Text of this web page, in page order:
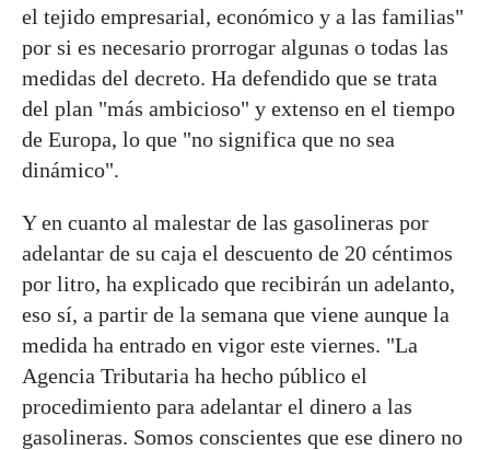
el tejido empresarial, económico y a las familias"
por si es necesario prorrogar algunas o todas las
medidas del decreto. Ha defendido que se trata
del plan "más ambicioso" y extenso en el tiempo
de Europa, lo que "no significa que no sea
dinámico".
Y en cuanto al malestar de las gasolineras por
adelantar de su caja el descuento de 20 céntimos
por litro, ha explicado que recibirán un adelanto,
eso sí, a partir de la semana que viene aunque la
medida ha entrado en vigor este viernes. "La
Agencia Tributaria ha hecho público el
procedimiento para adelantar el dinero a las
gasolineras. Somos conscientes que ese dinero no